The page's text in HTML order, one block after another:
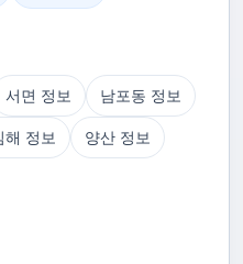
서면 정보
남포동 정보
해 정보
양산 정보